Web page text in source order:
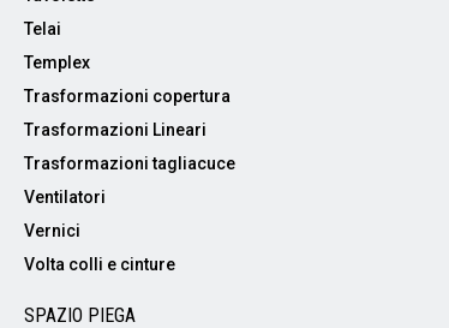
Telai
Templex
Trasformazioni copertura
Trasformazioni Lineari
Trasformazioni tagliacuce
Ventilatori
Vernici
Volta colli e cinture
SPAZIO PIEGA